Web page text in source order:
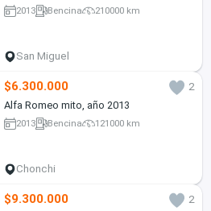
2013 Bencina 210000 km
San Miguel
$6.300.000
2
Alfa Romeo mito, año 2013
2013 Bencina 121000 km
Chonchi
$9.300.000
2